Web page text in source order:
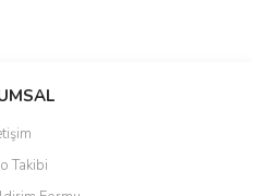
siz yapın!
görüntülenemiyor.
Takibi